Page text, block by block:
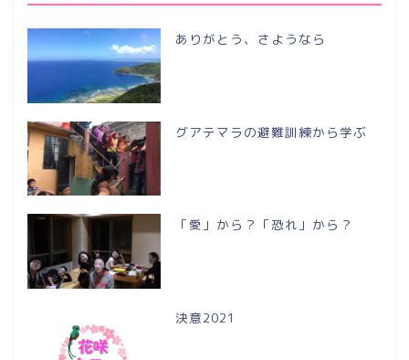
ありがとう、さようなら
グアテマラの避難訓練から学ぶ
「愛」から？「恐れ」から？
決意2021